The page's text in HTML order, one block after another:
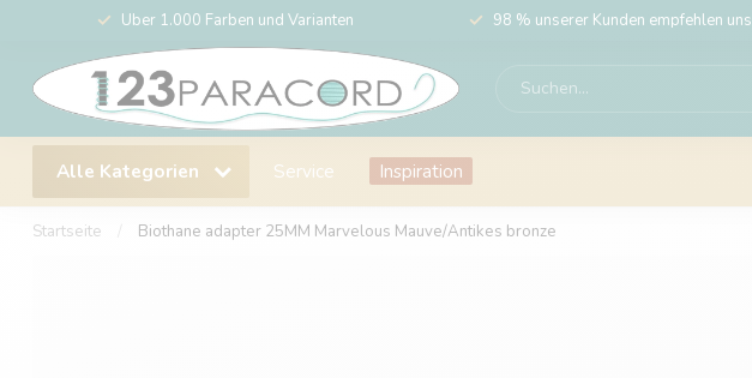
Über 1.000 Farben und Varianten 98 % unserer Kunden empfehlen uns
Alle Kategorien Service Inspiration
Startseite Biothane adapter 25MM Marvelous Mauve/Antikes bronze